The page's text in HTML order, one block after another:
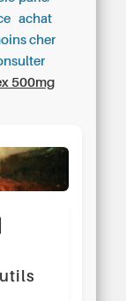
achat
cher
500mg